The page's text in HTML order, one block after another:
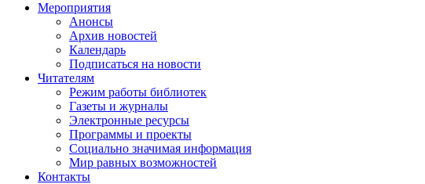
Мероприятия
Анонсы
Архив новостей
Календарь
Подписаться на новости
Читателям
Режим работы библиотек
Газеты и журналы
Электронные ресурсы
Программы и проекты
Социально значимая информация
Мир равных возможностей
Контакты